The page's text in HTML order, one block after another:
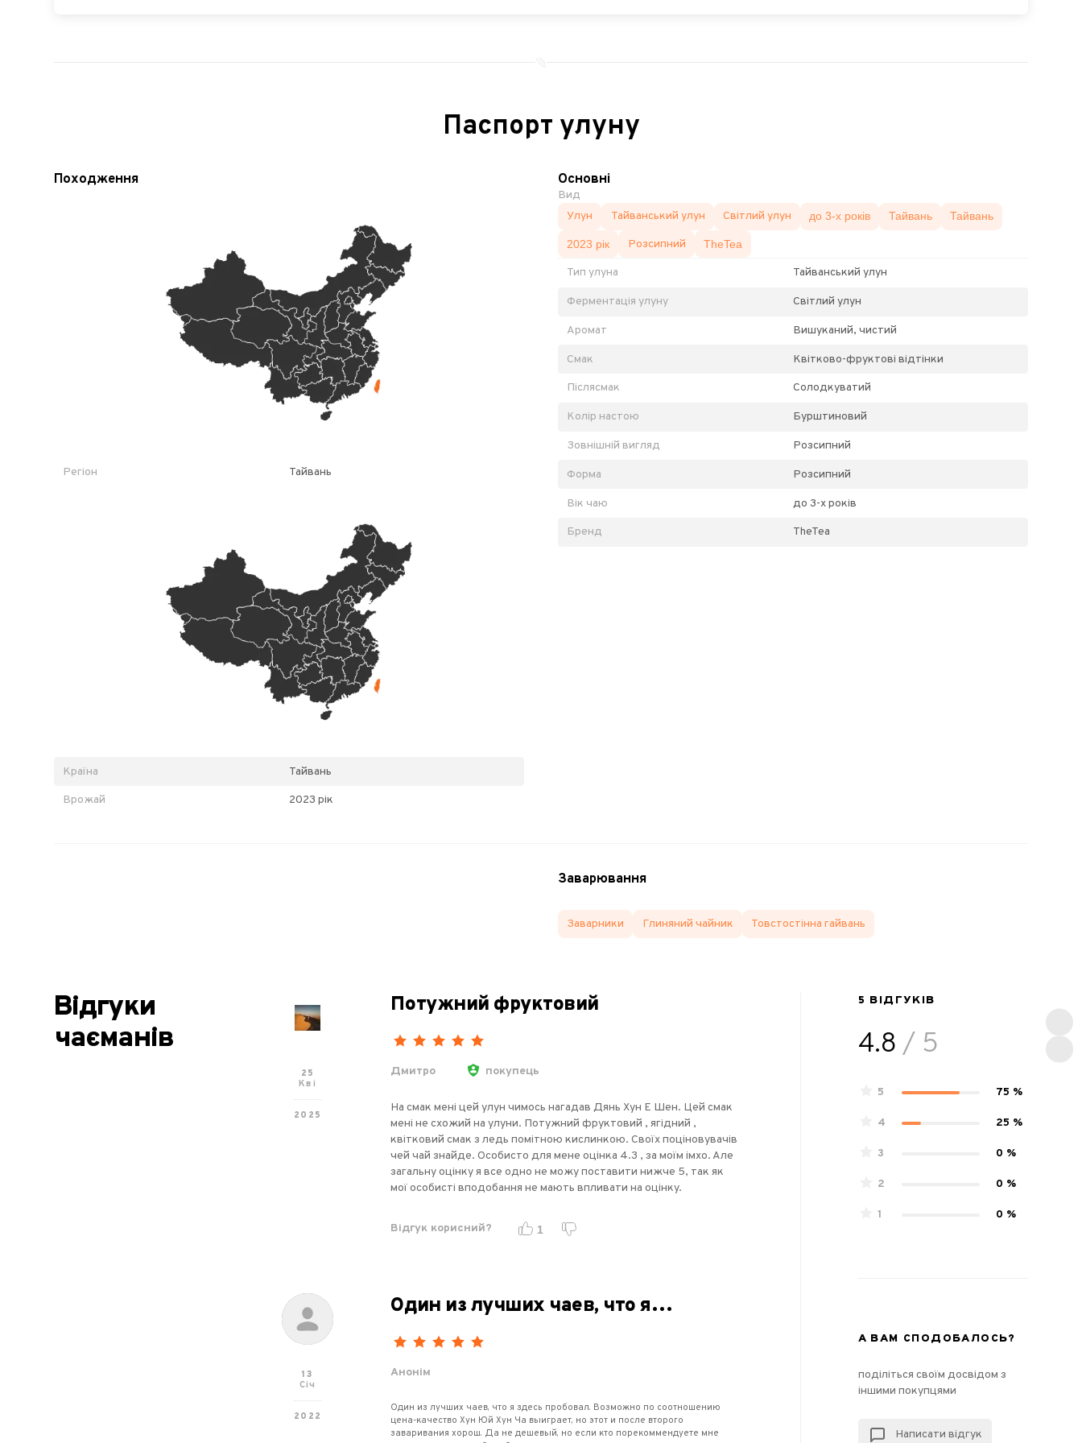
Паспорт улуну
Походження
Регіон Тайвань
Країна Тайвань
Врожай 2023 рік
Основні
Вид
Улун
Тайванський улун Світлий улун до 3-х років Тайвань Тайвань
2023 рік Розсипний TheTea
Тип улуна Тайванський улун
Ферментація улуну Світлий улун
Аромат Вишуканий, чистий
Смак Квітково-фруктові відтінки
Післясмак Солодкуватий
Колір настою Бурштиновий
Зовнішній вигляд Розсипний
Форма Розсипний
Вік чаю до 3-х років
Бренд TheTea
Заварювання
Заварники Глиняний чайник Товстостінна гайвань
Відгуки
чаєманів
25
Кві
2025
Потужний фруктовий
Дмитро покупець
На смак мені цей улун чимось нагадав Дянь Хун Е Шен. Цей смак
мені не схожий на улуни. Потужний фруктовий , ягідний ,
квітковий смак з ледь помітною кислинкою. Своїх поціновувачів
чей чай знайде. Особисто для мене оцінка 4.3 , за моїм імхо. Але
загальну оцінку я все одно не можу поставити нижче 5, так як
мої особисті вподобання не мають впливати на оцінку.
Відгук корисний? 1
13
Січ
2022
Один из лучших чаев, что я…
Анонім
Один из лучших чаев, что я здесь пробовал. Возможно по соотношению
цена-качество Хун Юй Хун Ча выиграет, но этот и после второго
заваривания хорош. Да не дешевый, но если кто порекоммендуете мне
5 ВІДГУКІВ
4.8 / 5
5 75 %
4 25 %
3 0 %
2 0 %
1 0 %
А ВАМ СПОДОБАЛОСЬ?
поділіться своїм досвідом з
іншими покупцями
Написати відгук